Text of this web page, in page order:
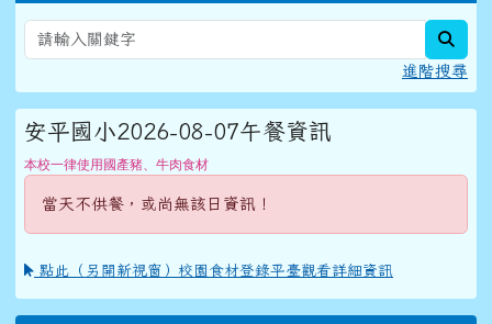
進階搜尋
安平國小2026-08-07午餐資訊
本校一律使用國產豬、牛肉食材
當天不供餐，或尚無該日資訊！
點此（另開新視窗）校園食材登錄平臺觀看詳細資訊